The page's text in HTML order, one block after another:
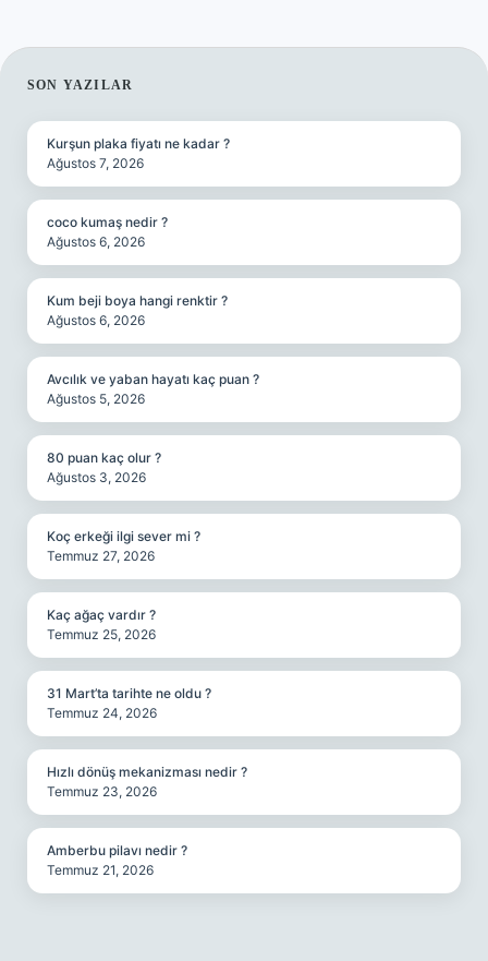
SIDEBAR
SON YAZILAR
Kurşun plaka fiyatı ne kadar ?
Ağustos 7, 2026
coco kumaş nedir ?
Ağustos 6, 2026
Kum beji boya hangi renktir ?
Ağustos 6, 2026
Avcılık ve yaban hayatı kaç puan ?
Ağustos 5, 2026
80 puan kaç olur ?
Ağustos 3, 2026
Koç erkeği ilgi sever mi ?
Temmuz 27, 2026
Kaç ağaç vardır ?
Temmuz 25, 2026
31 Mart’ta tarihte ne oldu ?
Temmuz 24, 2026
Hızlı dönüş mekanizması nedir ?
Temmuz 23, 2026
Amberbu pilavı nedir ?
Temmuz 21, 2026